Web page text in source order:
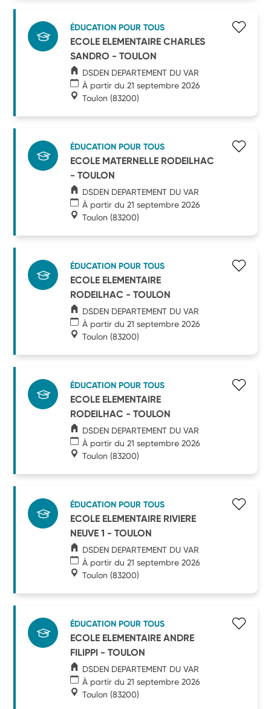
ÉDUCATION POUR TOUS
ECOLE ELEMENTAIRE CHARLES
SANDRO - TOULON
DSDEN DEPARTEMENT DU VAR
À partir du 21 septembre 2026
Toulon (83200)
ÉDUCATION POUR TOUS
ECOLE MATERNELLE RODEILHAC
- TOULON
DSDEN DEPARTEMENT DU VAR
À partir du 21 septembre 2026
Toulon (83200)
ÉDUCATION POUR TOUS
ECOLE ELEMENTAIRE
RODEILHAC - TOULON
DSDEN DEPARTEMENT DU VAR
À partir du 21 septembre 2026
Toulon (83200)
ÉDUCATION POUR TOUS
ECOLE ELEMENTAIRE
RODEILHAC - TOULON
DSDEN DEPARTEMENT DU VAR
À partir du 21 septembre 2026
Toulon (83200)
ÉDUCATION POUR TOUS
ECOLE ELEMENTAIRE RIVIERE
NEUVE 1 - TOULON
DSDEN DEPARTEMENT DU VAR
À partir du 21 septembre 2026
Toulon (83200)
ÉDUCATION POUR TOUS
ECOLE ELEMENTAIRE ANDRE
FILIPPI - TOULON
DSDEN DEPARTEMENT DU VAR
À partir du 21 septembre 2026
Toulon (83200)